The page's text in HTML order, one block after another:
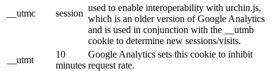
__utmc session
used to enable interoperability with urchin.js,
which is an older version of Google Analytics
and is used in conjunction with the __utmb
cookie to determine new sessions/visits.
__utmt
10
minutes
Google Analytics sets this cookie to inhibit
request rate.